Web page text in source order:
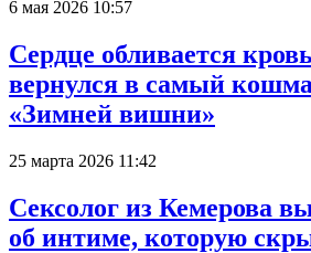
6 мая 2026 10:57
Сердце обливается
вернулся в самый
«Зимней вишни»
25 марта 2026 11:42
Сексолог из Кемерова
об интиме, которую